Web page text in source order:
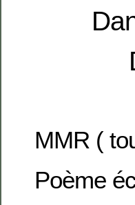
MMR (
Poème